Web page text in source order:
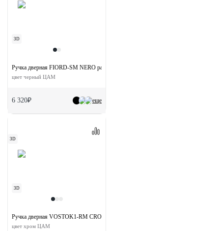
3D
еще
Ручка дверная FIORD-SM NERO раздельная без розетки
цвет черный ЦАМ
6 320₽
3D
3D
Ручка дверная VOSTOK1-RM CRO раздельная без розетки
цвет хром ЦАМ